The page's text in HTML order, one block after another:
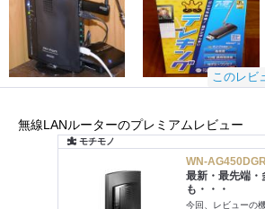
このレビ
無線LANルーターのプレミアムレビュー